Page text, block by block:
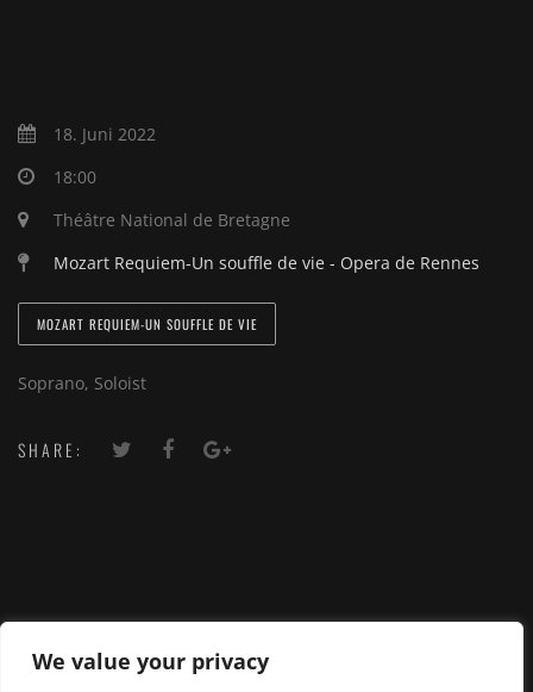
We value your privacy
18. Juni 2022
18:00
Théâtre National de Bretagne
Mozart Requiem-Un souffle de vie - Opera de Rennes
MOZART REQUIEM-UN SOUFFLE DE VIE
Soprano, Soloist
SHARE: